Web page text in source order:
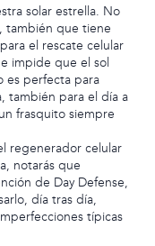
solar estrella. No
también que tiene
el rescate celular
impide que el sol
es perfecta para
también para el día a
frasquito siempre
regenerador celular
notarás que
de Day Defense,
día tras día,
típicas